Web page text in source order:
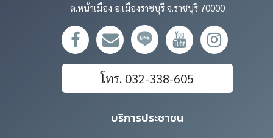
ต.หน้าเมือง อ.เมืองราชบุรี จ.ราชบุรี 70000
โทร. 032-338-605
บริการประชาชน